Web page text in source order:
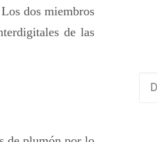
dos miembros
de las